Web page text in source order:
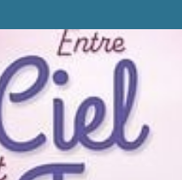
ENTRE CIEL ET